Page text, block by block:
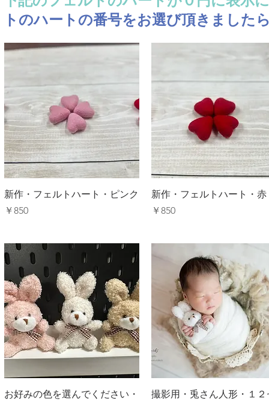
トのハートの番号をお選び頂きました
クイックビュー
新作・フェルトハート・ピンク
価格
￥850
クイックビュー
新作・フェルトハート・赤
価格
￥850
クイックビュー
お好みの色を選んでください・
クイックビュー
撮影用・兎さん人形・１２